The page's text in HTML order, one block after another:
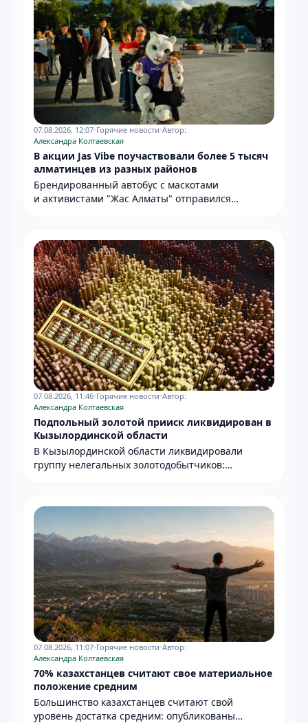
07.08.2026, 12:07•Горячие новости•Автор:
Александра Колтаевская
В акции Jas Vibe поучаствовали более 5 тысяч
алматинцев из разных районов
Брендированный автобус с маскотами
и активистами "Жас Алматы" отправился
07.08.2026, 11:46•Горячие новости•Автор:
Александра Колтаевская
Подпольный золотой прииск ликвидирован в
Кызылординской области
В Кызылординской области ликвидировали
группу нелегальных золотодобытчиков:
07.08.2026, 11:07•Горячие новости•Автор:
Александра Колтаевская
70% казахстанцев считают свое материальное
положение средним
Большинство казахстанцев считают свой
уровень достатка средним: опубликованы